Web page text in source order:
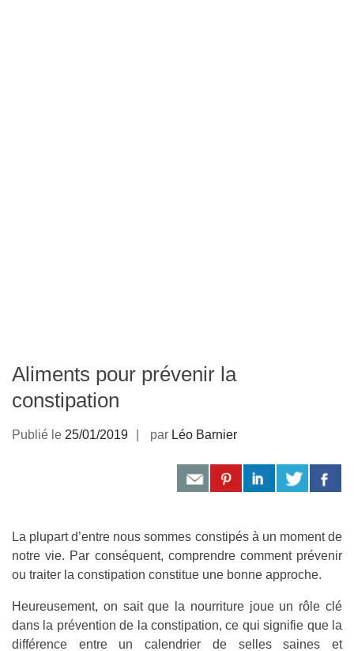
Aliments pour prévenir la
constipation
Publié le 25/01/2019 par Léo Barnier
La plupart d’entre nous sommes constipés à un moment de
notre vie. Par conséquent, comprendre comment prévenir
ou traiter la constipation constitue une bonne approche.
Heureusement, on sait que la nourriture joue un rôle clé
dans la prévention de la constipation, ce qui signifie que la
différence entre un calendrier de selles saines et